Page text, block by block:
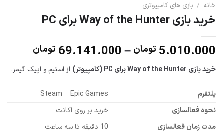
خانه / بازی های کامپیوتری
خرید بازی Way of the Hunter برای PC
5.010.000 تومان –
69.141.000 تومان
قیمت:
خرید بازی Way of the Hunter برا ی PC (کامپیوتر) از استیم و اپیک گیمز.
پلتفرم
Steam – Epic Games
نحوه فعالسازی
خرید بر روی اکانت
مدت زمان فعالسازی
10 دقیقه تا سه ساعت